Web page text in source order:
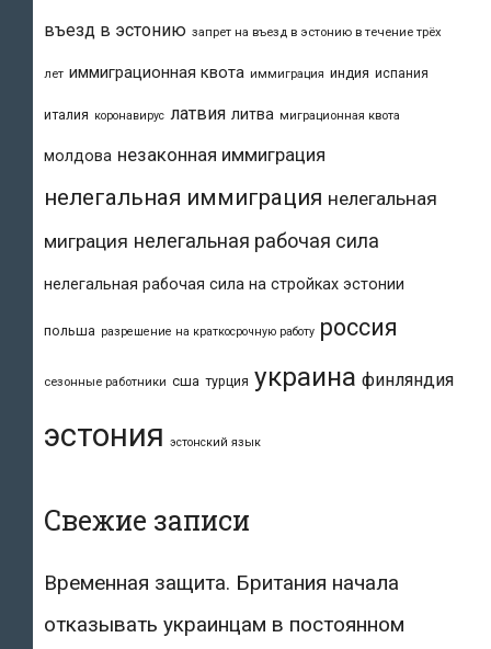
въезд в эстонию запрет на въезд в эстонию в течение трёх
лет иммиграционная квота иммиграция индия испания
италия коронавирус латвия литва миграционная квота
молдова незаконная иммиграция
нелегальная иммиграция нелегальная
миграция нелегальная рабочая сила
нелегальная рабочая сила на стройках эстонии
польша разрешение на краткосрочную работу россия
сезонные работники сша турция украина финляндия
эстония эстонский язык
Свежие записи
Временная защита. Британия начала
отказывать украинцам в постоянном